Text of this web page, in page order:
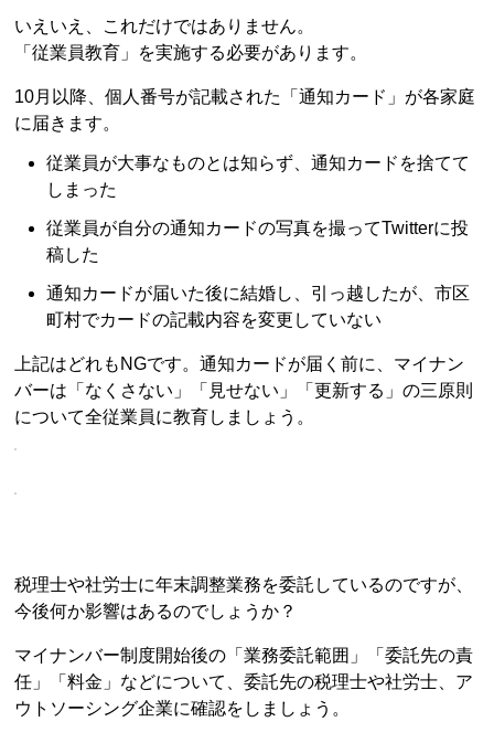
いえいえ、これだけではありません。
「従業員教育」を実施する必要があります。
10月以降、個人番号が記載された「通知カード」が各家庭
に届きます。
従業員が大事なものとは知らず、通知カードを捨てて
しまった
従業員が自分の通知カードの写真を撮ってTwitterに投
稿した
通知カードが届いた後に結婚し、引っ越したが、市区
町村でカードの記載内容を変更していない
上記はどれもNGです。通知カードが届く前に、マイナン
バーは「なくさない」「見せない」「更新する」の三原則
について全従業員に教育しましょう。
税理士や社労士に年末調整業務を委託しているのですが、
今後何か影響はあるのでしょうか？
マイナンバー制度開始後の「業務委託範囲」「委託先の責
任」「料金」などについて、委託先の税理士や社労士、ア
ウトソーシング企業に確認をしましょう。